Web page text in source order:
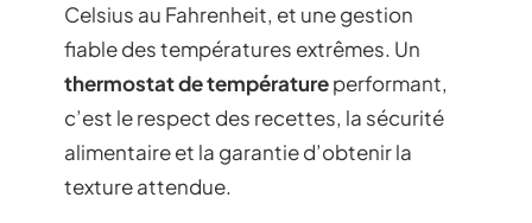
Celsius au Fahrenheit, et une gestion
fiable des températures extrêmes. Un
thermostat de températureperformant,
c’est le respect des recettes, la sécurité
alimentaire et la garantie d’obtenir la
texture attendue.